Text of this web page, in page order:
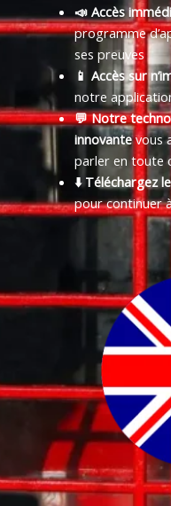
📣 Accès
programme
ses preuves
📱 Accès sur
notre
💬 Notre
innovantevous
parler en toute
⬇️ Téléchargez
pour continuer